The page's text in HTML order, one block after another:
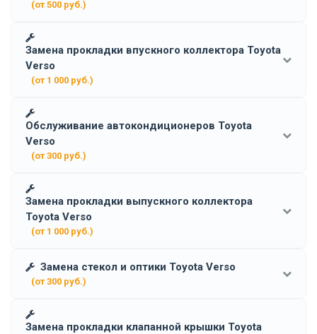
(от 500 руб.)
Замена прокладки впускного коллектора Toyota
Verso
(от 1 000 руб.)
Обслуживание автокондиционеров Toyota
Verso
(от 300 руб.)
Замена прокладки выпускного коллектора
Toyota Verso
(от 1 000 руб.)
Замена стекол и оптики Toyota Verso
(от 300 руб.)
Замена прокладки клапанной крышки Toyota